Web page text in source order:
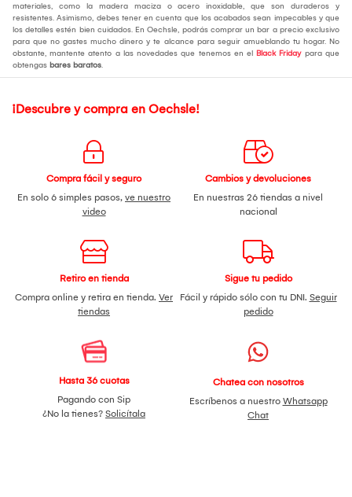
materiales, como la madera maciza o acero inoxidable, que son duraderos y
resistentes. Asimismo, debes tener en cuenta que los acabados sean impecables y que
los detalles estén bien cuidados. En Oechsle, podrás comprar un bar a precio exclusivo
para que no gastes mucho dinero y te alcance para seguir amueblando tu hogar. No
obstante, mantente atento a las novedades que tenemos en el Black Fridaypara que
obtengas bares baratos.
¡Descubre y compra en Oechsle!
Compra fácil y seguro
En solo 6 simples pasos, ve nuestro
video
Cambios y devoluciones
En nuestras 26 tiendas a nivel
nacional
Retiro en tienda
Compra online y retira en tienda. Ver
tiendas
Sigue tu pedido
Fácil y rápido sólo con tu DNI. Seguir
pedido
Hasta 36 cuotas
Pagando con Sip
¿No la tienes? Solicítala
Chatea con nosotros
Escríbenos a nuestro Whatsapp
Chat